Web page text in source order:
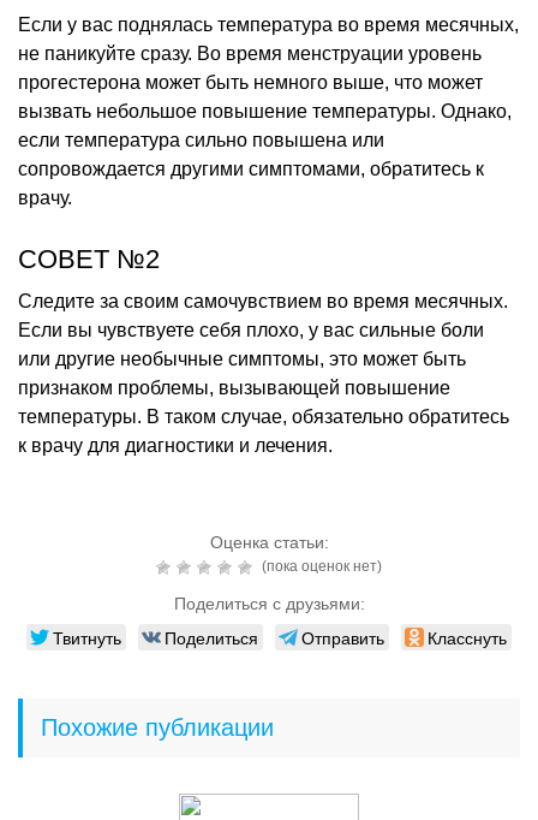
Если у вас поднялась температура во время месячных,
не паникуйте сразу. Во время менструации уровень
прогестерона может быть немного выше, что может
вызвать небольшое повышение температуры. Однако,
если температура сильно повышена или
сопровождается другими симптомами, обратитесь к
врачу.
СОВЕТ №2
Следите за своим самочувствием во время месячных.
Если вы чувствуете себя плохо, у вас сильные боли
или другие необычные симптомы, это может быть
признаком проблемы, вызывающей повышение
температуры. В таком случае, обязательно обратитесь
к врачу для диагностики и лечения.
Оценка статьи:
(пока оценок нет)
Поделиться с друзьями:
Твитнуть Поделиться Отправить Класснуть
Похожие публикации